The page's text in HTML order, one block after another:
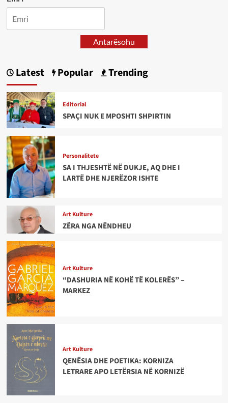
Antarësohu
Latest Popular Trending
Editorial
SPAÇI NUK E MPOSHTI SHPIRTIN
Personalitete
SA I THJESHTË NË DUKJE, AQ DHE I
LARTË DHE NJERËZOR ISHTE
Art Kulture
ZËRA NGA NËNDHEU
Art Kulture
“DASHURIA NË KOHË TË KOLERËS” –
MARKEZ
Art Kulture
QENËSIA DHE POETIKA: KORNIZA
LETRARE APO LETËRSIA NË KORNIZË